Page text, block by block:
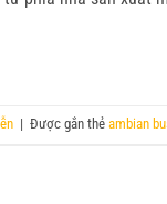
| Được gắn thẻ ambian